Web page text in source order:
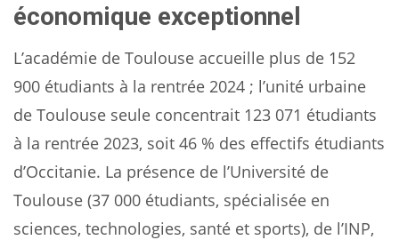
économique exceptionnel
L’académie de Toulouse accueille plus de 152
900 étudiants à la rentrée 2024 ; l’unité urbaine
de Toulouse seule concentrait 123 071 étudiants
à la rentrée 2023, soit 46 % des effectifs étudiants
d’Occitanie. La présence de l’Université de
Toulouse (37 000 étudiants, spécialisée en
sciences, technologies, santé et sports), de l’INP,